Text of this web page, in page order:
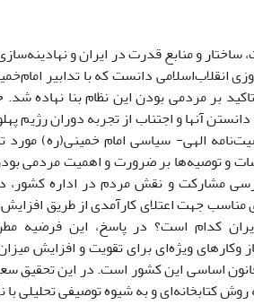
ساختار و منابع قدرت در ایران و
انقلاب‌اسلامی دانست که با تدابیر
تاکید بر مردمی بودن این نظام بنا
آنها و اجتناب از تجربه دوران رژیم
الهی- سیاسی ‌امام خمینی(ره) مورد
و توصیه‌ها بر ضرورت و اهمیت مردمی
مشارکت و نقش مردم در اداره
مناسب جهت اعتلای کارآمدی از طریق
کدام است؟ در پاسخ، این فرضیه
وکارهای ویژه‌ای برای تقویت و افزایش
اساسی این کشور است. در این تحقیق
روش کتابخانه‌ای و به شیوه توصیفی تحلیلی